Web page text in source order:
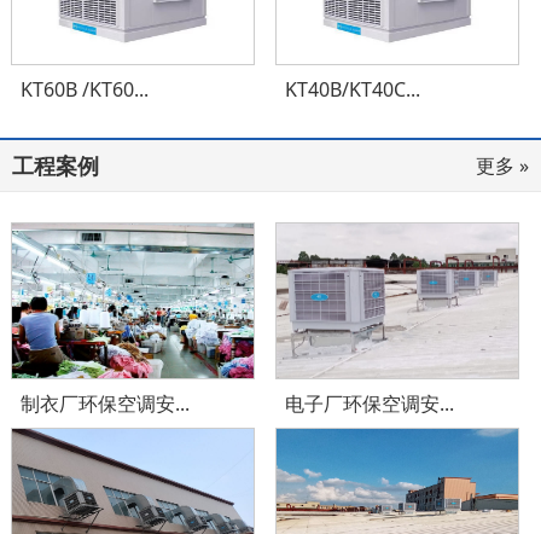
KT60B /KT60... KT40B/KT40C...
工程案例 更多 »
制衣厂环保空调安... 电子厂环保空调安...